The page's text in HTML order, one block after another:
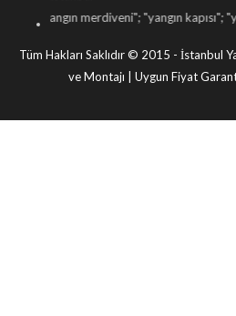
yangın merdiveni"; "yangın kapısı"; "
Tüm Hakları Saklıdır © 2015 - İstanbul
ve Montajı | Uygun Fiyat